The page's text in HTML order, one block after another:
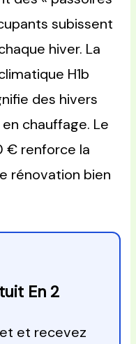
subissent
hiver. La
H1b
des hivers
chauffage. Le
€ renforce la
rénovation bien
En 2
et recevez